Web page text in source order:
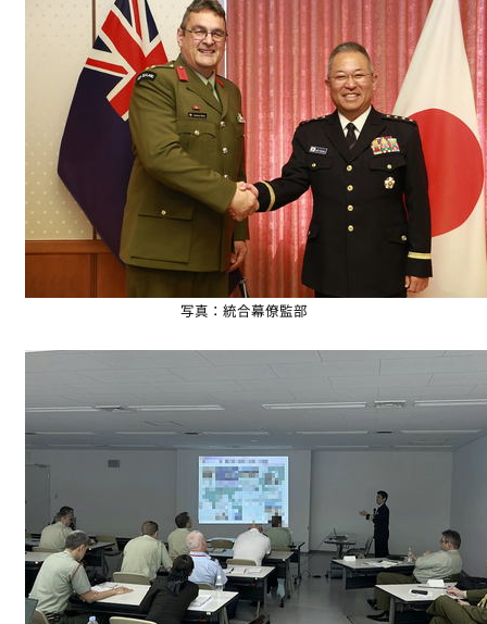
写真：統合幕僚監部